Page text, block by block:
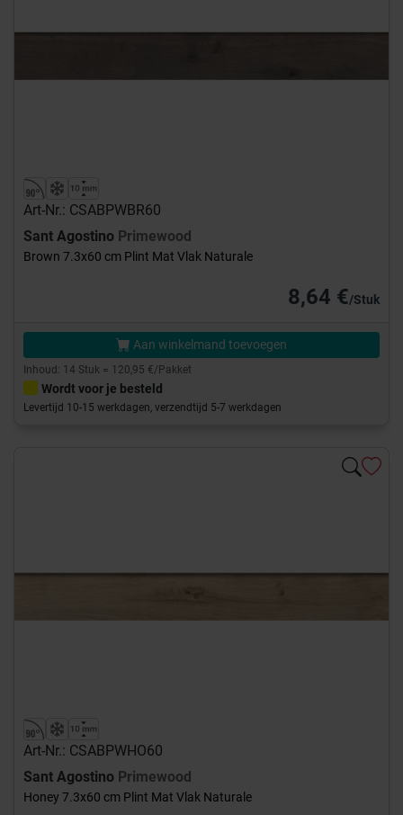
Art-Nr.: CSABPWBR60
Sant Agostino Primewood
Brown 7.3x60 cm Plint Mat Vlak Naturale
8,64 €/Stuk
Aan winkelmand toevoegen
Inhoud: 14 Stuk = 120,95 €/Pakket
Wordt voor je besteld
Levertijd 10-15 werkdagen, verzendtijd 5-7 werkdagen
Art-Nr.: CSABPWHO60
Sant Agostino Primewood
Honey 7.3x60 cm Plint Mat Vlak Naturale